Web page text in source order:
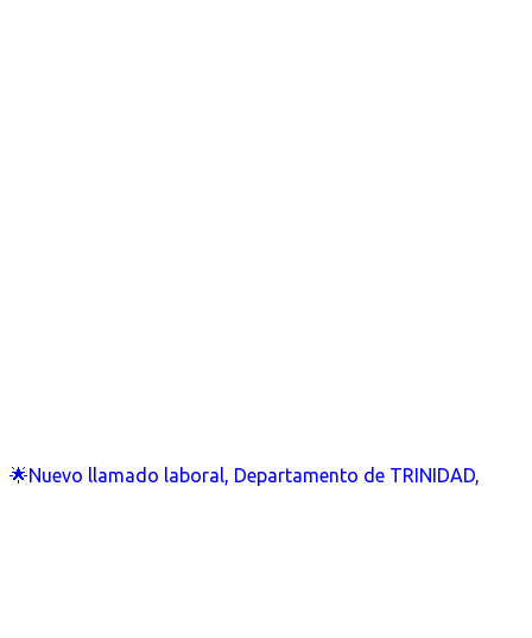
🌟Nuevo llamado laboral, Departamento de TRINIDAD,